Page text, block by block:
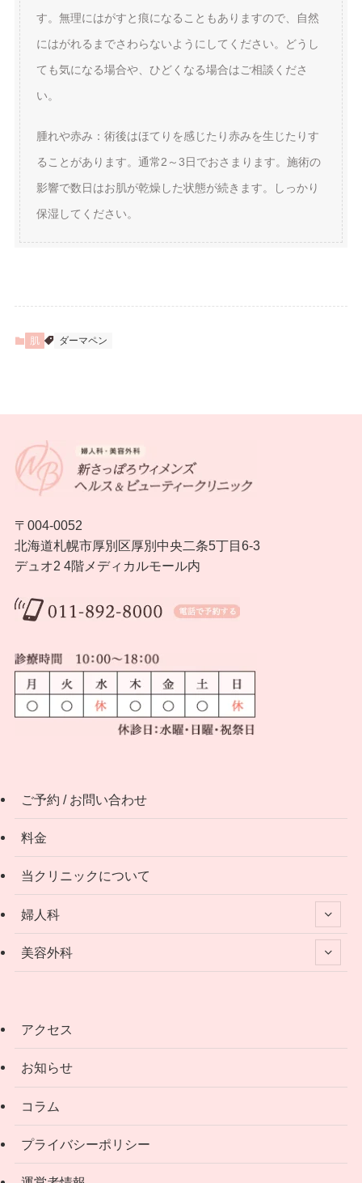
す。無理にはがすと痕になることもありますので、自然
にはがれるまでさわらないようにしてください。どうし
ても気になる場合や、ひどくなる場合はご相談くださ
い。
腫れや赤み：術後はほてりを感じたり赤みを生じたりす
ることがあります。通常2～3日でおさまります。施術の
影響で数日はお肌が乾燥した状態が続きます。しっかり
保湿してください。
肌 ダーマペン
〒004-0052
北海道札幌市厚別区厚別中央二条5丁目6-3
デュオ2 4階メディカルモール内
ご予約 / お問い合わせ
料金
当クリニックについて
婦人科
美容外科
アクセス
お知らせ
コラム
プライバシーポリシー